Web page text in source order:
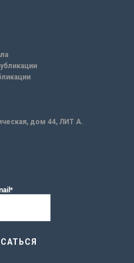
дом 44, ЛИТ А.